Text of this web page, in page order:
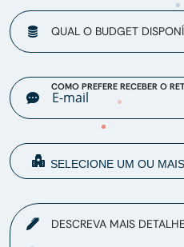
QUAL O BUDGET
COMO PREFERE RECEBER O
DESCREVA MAIS